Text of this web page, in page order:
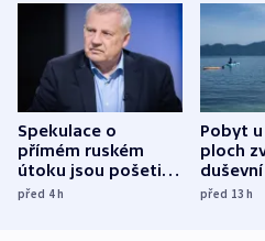
Spekulace o
přímém ruském
útoku jsou pošetilé,
míní estonský
před 4h
Pobyt
ploch
ukázala
před 13h